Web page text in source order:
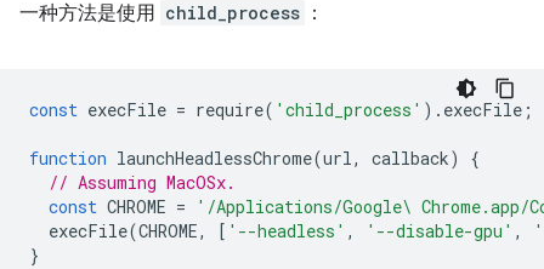
一种方法是使用 child_process ：
const execFile = require( 'child_process' ). execFile ;
function launchHeadlessChrome(url, callback)
{
// Assuming MacOSx.
const CHROME =
'/Applications/Google\ Chrome.app/
execFile(CHROME, [ '--headless' , '--disable-gpu' ,
}